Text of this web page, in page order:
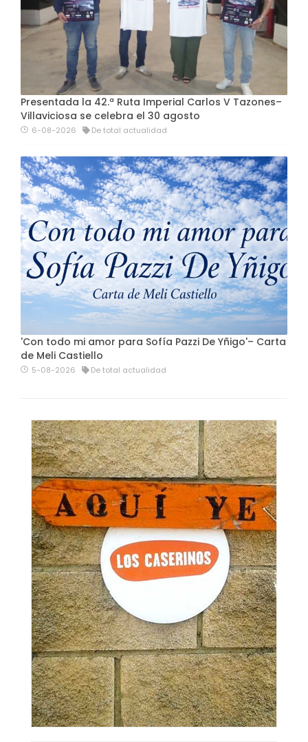
Presentada la 42.ª Ruta Imperial Carlos V Tazones–
Villaviciosa se celebra el 30 agosto
6-08-2026 De total actualidad
'Con todo mi amor para Sofía Pazzi De Yñigo'– Carta
de Meli Castiello
5-08-2026 De total actualidad